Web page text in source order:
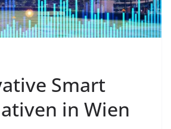
Smart
in Wien